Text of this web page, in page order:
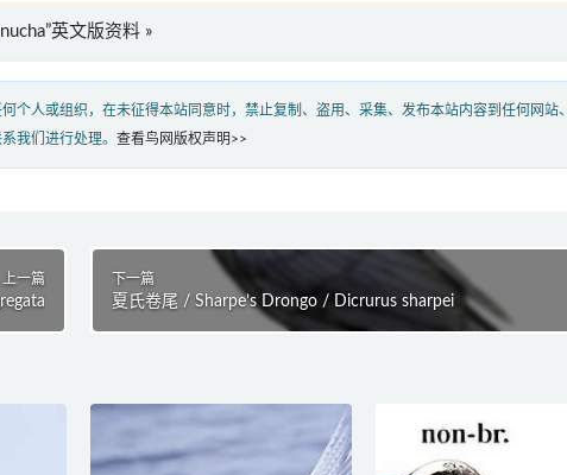
英文版资料 »
个人或组织，在未征得本站同意时，禁止复制、盗用、采集、发布本站内容到任何网站
我们进行处理。 查看鸟网版权声明>>
上一篇 下一篇
夏氏卷尾 / Sharpe’s Drongo / Dicrurus sharpei